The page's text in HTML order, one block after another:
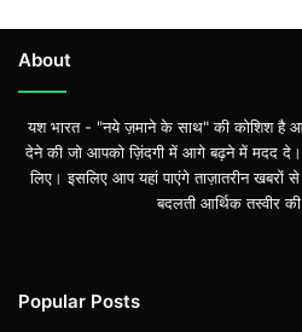
About
यश भारत - "नये ज़माने के साथ" की कोशिश है
देने की जो आपको ज़िंदगी में आगे बढ़ने में मदद
लिए। इसलिए आप यहां पाएंगे ताज़ातरीन खबरों
बदलती आर्थिक तस्वीर की
Popular Posts